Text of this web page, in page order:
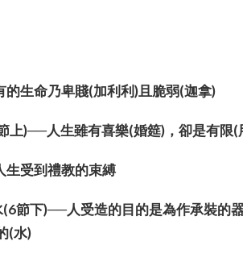
的生命乃卑賤(加利利)且脆弱(迦拿)
上)──人生雖有喜樂(婚筵)，卻是有
生受到禮教的束縛
節下)──人受造的目的是為作承裝的
的(水)